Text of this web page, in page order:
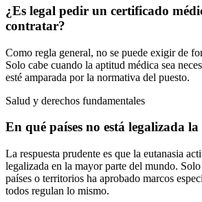
¿Es legal pedir un certificado
contratar?
Como regla general, no se puede exigir de
Solo cabe cuando la aptitud médica sea
esté amparada por la normativa del puesto.
Salud y derechos fundamentales
En qué países no está legalizada
La respuesta prudente es que la eutanasia
legalizada en la mayor parte del mundo.
países o territorios ha aprobado marcos
todos regulan lo mismo.